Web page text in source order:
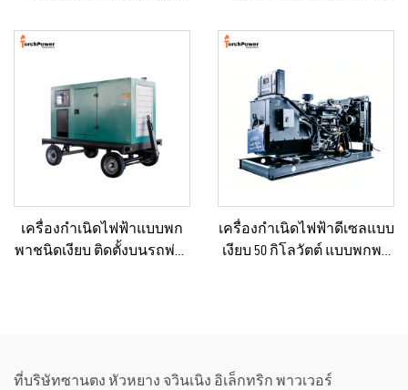
วัตต์ สำหรับบ้าน/ร้านค้า/
ฉุกเฉิน
กำเนิดไฟฟ้าดีเซลสำรอง
เครื่องกำเนิดไฟฟ้าแบบพก
พาชนิดเงียบ ติดตั้งบนรถพ่วง
เครื่องกำเนิดไฟฟ้าดีเซลแบบ
เงียบ 50 กิโลวัตต์ แบบพกพา
ที่บริษัทซานตง หัวหยาง จวินเนิง อิเล็กทริก พาวเวอร์